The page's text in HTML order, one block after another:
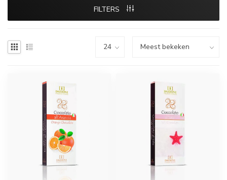
FILTERS